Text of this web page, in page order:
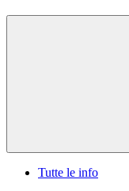
Tutte le info